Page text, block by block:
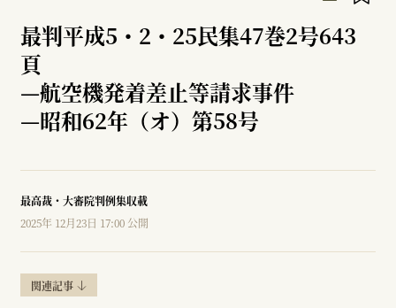
最判平成5・2・25民集47巻2号643
頁
—航空機発着差止等請求事件
—昭和62年（オ）第58号
最高裁・大審院判例集収載
2025年 12月23日 17:00 公開
関連記事